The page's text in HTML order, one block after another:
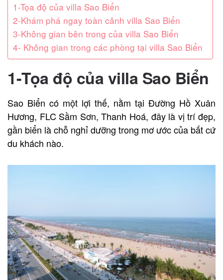
1-Tọa độ của villa Sao Biển
2-Khám phá ngay toàn cảnh villa Sao Biển
3-Không gian bên trong của villa Sao Biển
4- Không gian trong các phòng tại villa Sao Biển
1-Tọa độ của villa Sao Biển
Sao Biển có một lợi thế, nằm tại Đường Hồ Xuân
Hương, FLC Sầm Sơn, Thanh Hoá, đây là vị trí đẹp,
gần biển là chỗ nghỉ dưỡng trong mơ ước của bất cứ
du khách nào.